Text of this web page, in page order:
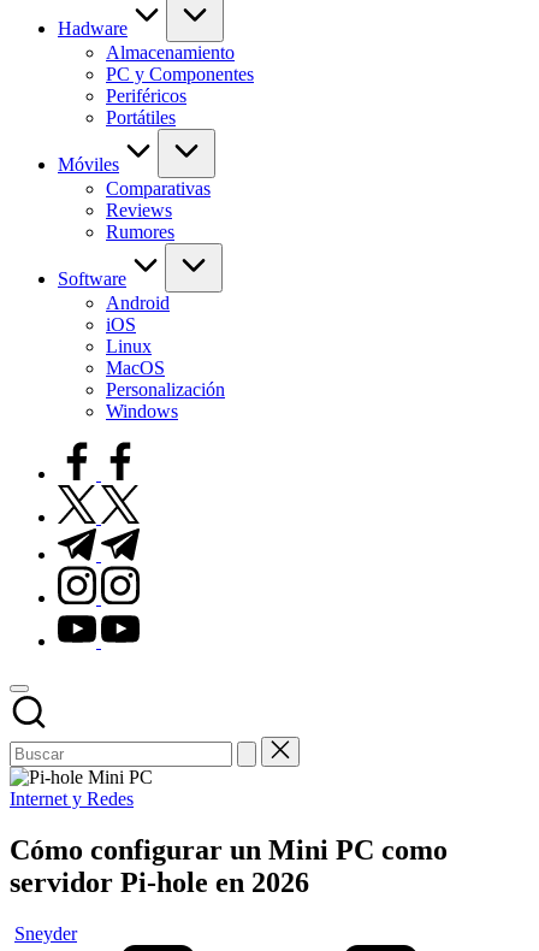
Hadware
Almacenamiento
PC y Componentes
Periféricos
Portátiles
Móviles
Comparativas
Reviews
Rumores
Software
Android
iOS
Linux
MacOS
Personalización
Windows
facebook.com
twitter.com
t.me
instagram.com
youtube.com
Publicado
Internet y Redes
Cómo configurar un Mini PC como
servidor Pi-hole en 2026
Publicado
Sneyder